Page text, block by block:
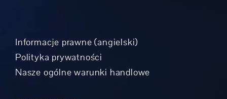
Informacje prawne (angielski)
Polityka prywatności
Nasze ogólne warunki handlowe